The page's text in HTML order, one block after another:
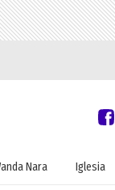
Nara Iglesia